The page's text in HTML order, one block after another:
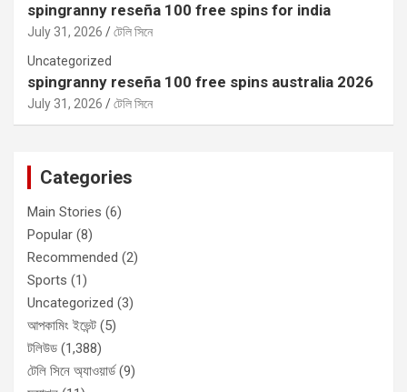
spingranny reseña 100 free spins for india
July 31, 2026
টেলি সিনে
Uncategorized
spingranny reseña 100 free spins australia 2026
July 31, 2026 টেলি সিনে
Categories
Main Stories (6)
Popular (8)
Recommended (2)
Sports (1)
Uncategorized (3)
আপকামিং ইভেন্ট (5)
টলিউড (1,388)
টেলি সিনে অ্যাওয়ার্ড(9)